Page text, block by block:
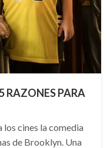
RAZONES PARA
cines la comedia
de Brooklyn. Una